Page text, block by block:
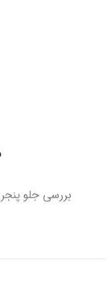
بررسی جلو